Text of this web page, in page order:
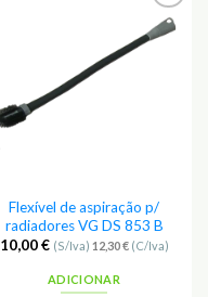
Flexível de aspiração p/
radiadores VG DS 853 B
10,00€ (S/Iva) 12,30€(C/Iva)
ADICIONAR